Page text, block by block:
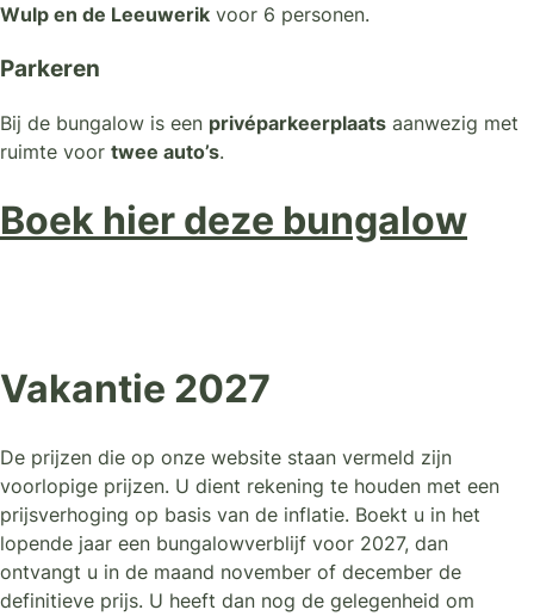
Wulp en de Leeuwerik voor 6 personen.
Parkeren
Bij de bungalow is een privéparkeerplaats aanwezig met
ruimte voor twee auto’s.
Boek hier deze bungalow
Vakantie 2027
De prijzen die op onze website staan vermeld zijn
voorlopige prijzen. U dient rekening te houden met een
prijsverhoging op basis van de inflatie. Boekt u in het
lopende jaar een bungalowverblijf voor 2027, dan
ontvangt u in de maand november of december de
definitieve prijs. U heeft dan nog de gelegenheid om